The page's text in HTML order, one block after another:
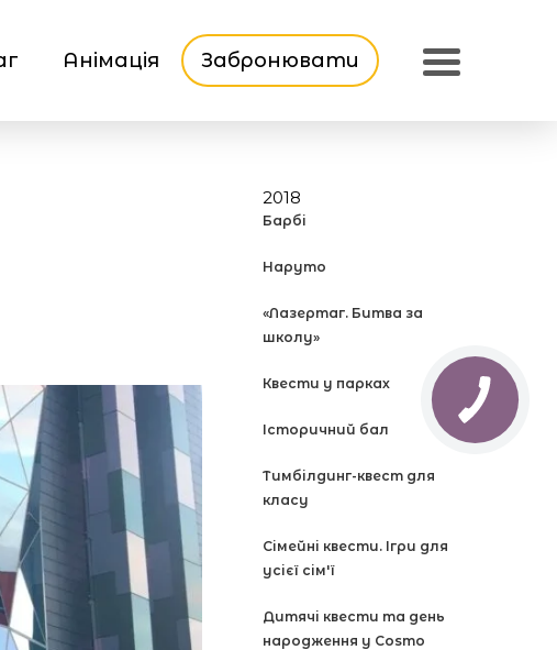
Анімація Забронювати
2018
Барбі
Наруто
«Лазертаг. Битва за
школу»
Квести у парках
Історичний бал
Тимбілдинг-квест для
класу
Сімейні квести. Ігри для
усієї сім'ї
Дитячі квести та день
народження у Cosmo